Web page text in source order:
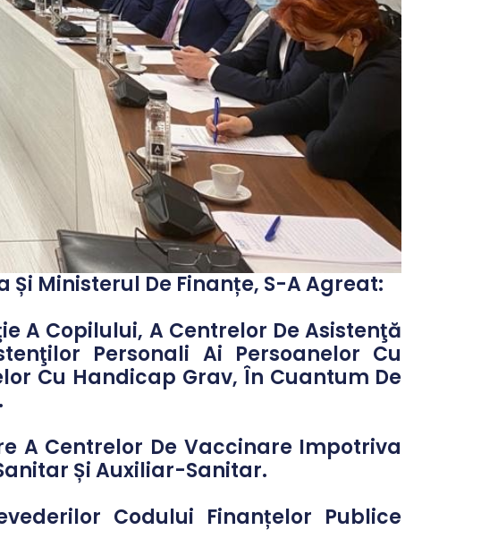
Ministerul De Finanțe, S-A Agreat:
A Copilului, A Centrelor De Asistenţă
Personali Ai Persoanelor Cu
Cu Handicap Grav, În Cuantum De
A Centrelor De Vaccinare Impotriva
Și Auxiliar-Sanitar.
Codului Finanțelor Publice